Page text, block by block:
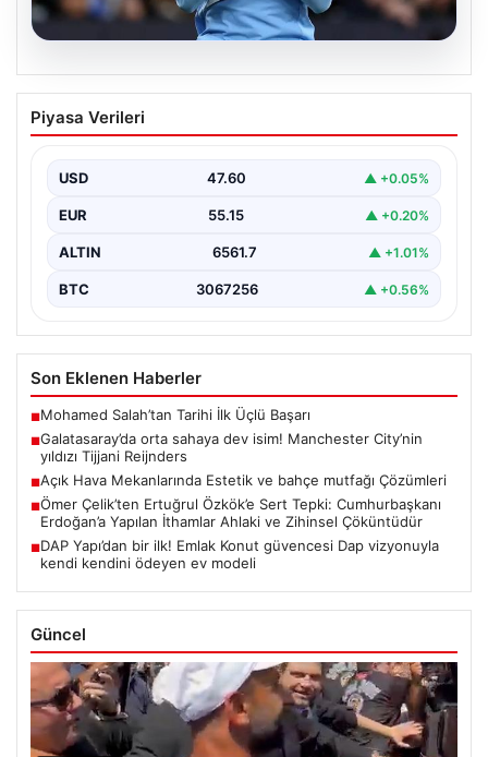
04.08.2026
Galatasaray’da orta sahaya dev isim!
Manchester City’nin yıldızı Tijjani
Piyasa Verileri
USD 47.60 ▲ +0.05%
EUR 55.15 ▲ +0.20%
ALTIN 6561.7 ▲ +1.01%
BTC 3067256 ▲ +0.56%
Son Eklenen Haberler
■Mohamed Salah’tan Tarihi İlk Üçlü Başarı
■Galatasaray’da orta sahaya dev isim! Manchester City’nin
yıldızı Tijjani Reijnders
■Açık Hava Mekanlarında Estetik ve bahçe mutfağı Çözümleri
■Ömer Çelik’ten Ertuğrul Özkök’e Sert Tepki: Cumhurbaşkanı
Erdoğan’a Yapılan İthamlar Ahlaki ve Zihinsel Çöküntüdür
■DAP Yapı’dan bir ilk! Emlak Konut güvencesi Dap vizyonuyla
kendi kendini ödeyen ev modeli
Güncel